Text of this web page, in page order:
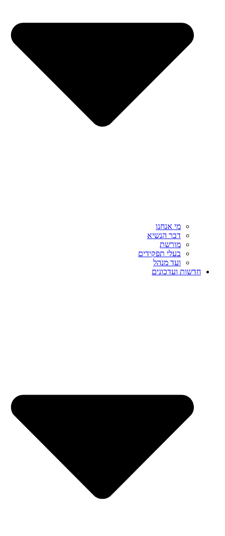
מי אנחנו
דבר הנשיא
מורשת
בעלי תפקידים
ועד מנהל
חדשות ועדכונים